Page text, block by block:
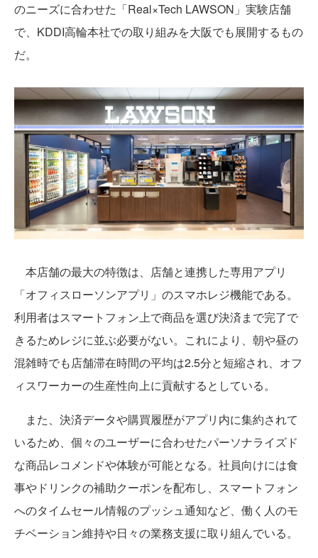
のニーズに合わせた「Real×Tech LAWSON」実験店舗
で、KDDI高輪本社での取り組みを大阪でも展開するもの
だ。
本店舗の最大の特徴は、店舗と連携した専用アプリ
「オフィスローソンアプリ」のスマホレジ機能である。
利用者はスマートフォン上で商品を選び決済まで完了で
きるためレジに並ぶ必要がない。これにより、朝や昼の
混雑時でも店舗滞在時間の平均は2.5分と短縮され、オフ
ィスワーカーの生産性向上に貢献するとしている。
また、決済データや購買履歴がアプリ内に集約されて
いるため、個々のユーザーに合わせたパーソナライズド
な商品レコメンドや体験が可能となる。社員向けには食
事やドリンクの補助クーポンを配布し、スマートフォン
へのタイムセール情報のプッシュ通知など、働く人のモ
チベーション維持や日々の業務支援に取り組んでいる。